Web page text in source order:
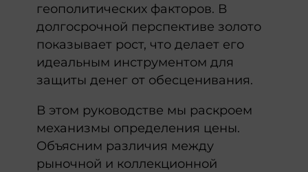
геополитических факторов. В
долгосрочной перспективе золото
показывает рост, что делает его
идеальным инструментом для
защиты денег от обесценивания.
В этом руководстве мы раскроем
механизмы определения цены.
Объясним различия между
рыночной и коллекционной